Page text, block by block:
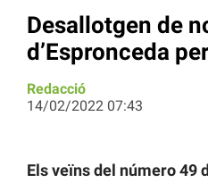
Desallotgen de
d’Espronceda
Redacció
14/02/2022 07:43
Els veïns del número 49